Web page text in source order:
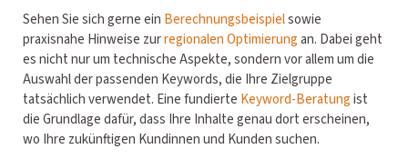
Sehen Sie sich gerne ein Berechnungsbeispielsowie
praxisnahe Hinweise zurregionalen Optimierungan. Dabei geht
es nicht nur um technische Aspekte, sondern vor allem um die
Auswahl der passenden Keywords, die Ihre Zielgruppe
tatsächlich verwendet. Eine fundierte Keyword-Beratungist
die Grundlage dafür, dass Ihre Inhalte genau dort erscheinen,
wo Ihre zukünftigen Kundinnen und Kunden suchen.